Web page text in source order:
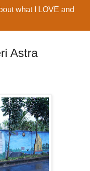
what I LOVE and
Astra